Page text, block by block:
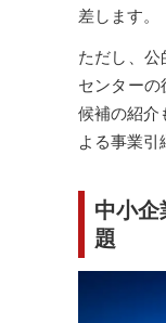
差します。
ただし、公
センター
候補の紹介
よる事業引
中小企
題